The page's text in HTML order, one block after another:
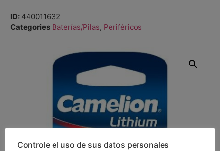
ID: 440011632
Categories Baterías/Pilas, Periféricos
Controle el uso de sus datos personales